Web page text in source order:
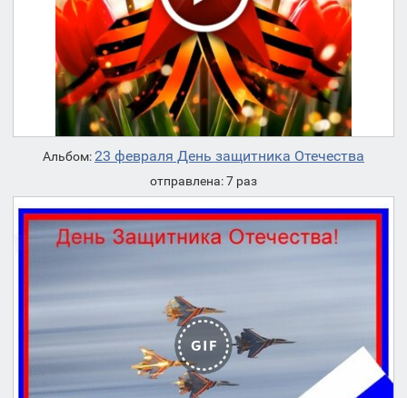
Альбом: 23 февраля День защитника Отечества
отправлена: 7 раз